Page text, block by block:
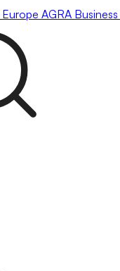
Europe AGRA Business